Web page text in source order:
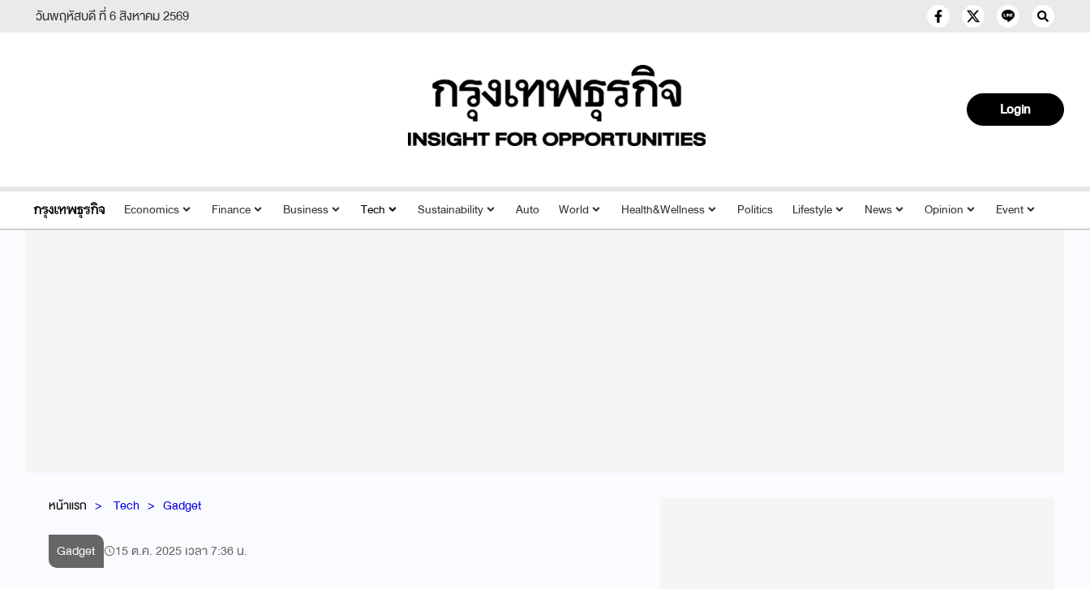
วันพฤหัสบดี ที่ 6 สิงหาคม 2569
Login
Economics Finance Business Tech Sustainability Auto World Health&Wellness Politics Lifestyle News Opinion Event
หน้าแรก Tech Gadget
Gadget 15 ต.ค. 2025 เวลา 7:36 น.